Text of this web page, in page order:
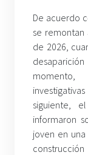
De acuerdo
se
de 2026,
siguiente,
informaron
joven en